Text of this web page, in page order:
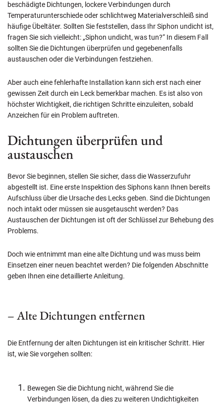
beschädigte Dichtungen, lockere Verbindungen durch
Temperaturunterschiede oder schlichtweg Materialverschleiß sind
häufige Übeltäter. Sollten Sie feststellen, dass Ihr Siphon undicht ist,
fragen Sie sich vielleicht: „Siphon undicht, was tun?“ In diesem Fall
sollten Sie die Dichtungen überprüfen und gegebenenfalls
austauschen oder die Verbindungen festziehen.
Aber auch eine fehlerhafte Installation kann sich erst nach einer
gewissen Zeit durch ein Leck bemerkbar machen. Es ist also von
höchster Wichtigkeit, die richtigen Schritte einzuleiten, sobald
Anzeichen für ein Problem auftreten.
Dichtungen überprüfen und
austauschen
Bevor Sie beginnen, stellen Sie sicher, dass die Wasserzufuhr
abgestellt ist. Eine erste Inspektion des Siphons kann Ihnen bereits
Aufschluss über die Ursache des Lecks geben. Sind die Dichtungen
noch intakt oder müssen sie ausgetauscht werden? Das
Austauschen der Dichtungen ist oft der Schlüssel zur Behebung des
Problems.
Doch wie entnimmt man eine alte Dichtung und was muss beim
Einsetzen einer neuen beachtet werden? Die folgenden Abschnitte
geben Ihnen eine detaillierte Anleitung.
– Alte Dichtungen entfernen
Die Entfernung der alten Dichtungen ist ein kritischer Schritt. Hier
ist, wie Sie vorgehen sollten:
Bewegen Sie die Dichtung nicht, während Sie die
Verbindungen lösen, da dies zu weiteren Undichtigkeiten